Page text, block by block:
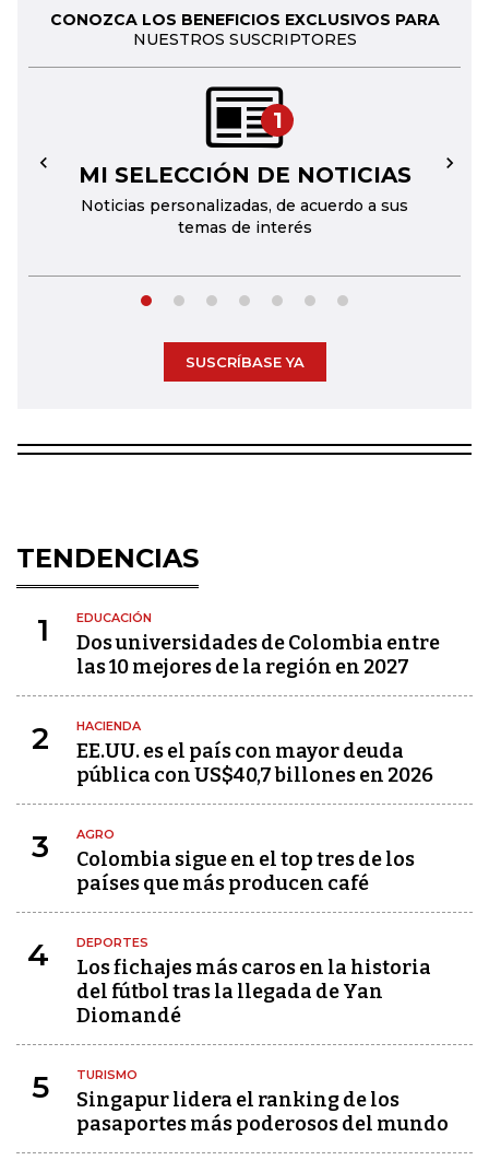
CONOZCA LOS BENEFICIOS EXCLUSIVOS PARA
NUESTROS SUSCRIPTORES
1
MI SELECCIÓN DE NOTICIAS
Noticias personalizadas, de acuerdo a sus
temas de interés
← →
SUSCRÍBASE YA
TENDENCIAS
1 EDUCACIÓN
Dos universidades de Colombia entre
las 10 mejores de la región en 2027
2 HACIENDA
EE.UU. es el país con mayor deuda
pública con US$40,7 billones en 2026
3 AGRO
Colombia sigue en el top tres de los
países que más producen café
4 DEPORTES
Los fichajes más caros en la historia
del fútbol tras la llegada de Yan
Diomandé
5 TURISMO
Singapur lidera el ranking de los
pasaportes más poderosos del mundo